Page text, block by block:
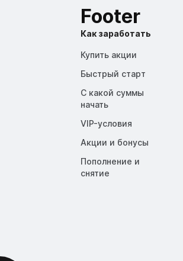
Footer
Как заработать
Купить акции
Быстрый старт
С какой суммы
начать
VIP-условия
Акции и бонусы
Пополнение и
снятие